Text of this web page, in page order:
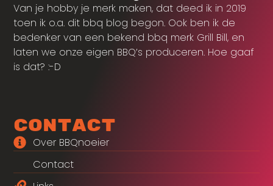
Van je hobby je merk maken, dat deed ik in 2019
toen ik o.a. dit bbq blog begon. Ook ben ik de
bedenker van een bekend bbq merk Grill Bill, en
laten we onze eigen BBQ’s produceren. Hoe gaaf
is dat? :-D
Contact
Over BBQnoeier
Contact